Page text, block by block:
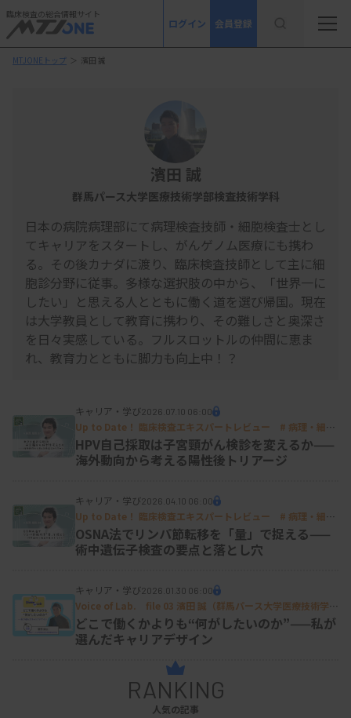
臨床検査の総合情報サイト
ログイン 会員登録
MTJONEトップ ＞ 濱田 誠
濱田 誠
群馬パース大学医療技術学部検査技術学科
日本の病院病理部にて病理検査技師・細胞検査士とし
てキャリアをスタートし、がんゲノム医療にも携わ
る。その後カナダに渡り、臨床検査技師として主に細
胞診分野に従事。多様な選択肢の中から、「世界一に
したい」と思える人とともに働く道を選び帰国。現在
は大学教員として教育に携わり、その難しさと奥深さ
を日々実感している。フルスロットルの仲間に恵ま
れ、教育力とともに脚力も向上中！？
キャリア・学び2026.07.10 06:00
Up to Date！ 臨床検査エキスパートレビュー # 病理・細胞
07
HPV自己採取は子宮頸がん検診を変えるか——
海外動向から考える陽性後トリアージ
キャリア・学び2026.04.10 06:00
Up to Date！ 臨床検査エキスパートレビュー # 病理・細胞
04
OSNA法でリンパ節転移を「量」で捉える——
術中遺伝子検査の要点と落とし穴
キャリア・学び2026.01.30 06:00
Voice of Lab. file 03 濱田 誠（群馬パース大学医療技術学部
検査技術学科 助教 ）
どこで働くかよりも“何がしたいのか”——私が
選んだキャリアデザイン
RANKING
人気の記事